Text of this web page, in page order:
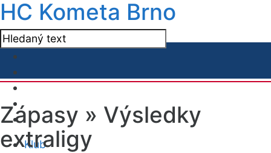
HC Kometa Brno
Klub
Zápasy » Výsledky
extraligy